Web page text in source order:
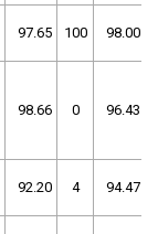
97.65 100 98.00
98.66 0 96.43
92.20 4 94.47